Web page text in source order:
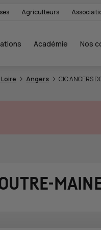
Agriculteurs
Académie Nos
Angers CIC ANGERS